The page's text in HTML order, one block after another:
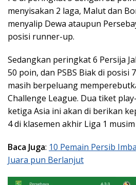
menyisakan 2 laga, Malut dan
menyalip Dewa ataupun
posisi runner-up.
Sedangkan peringkat 6 Persija
50 poin, dan PSBS Biak di posisi
masih berpeluang
Challenge League. Dua tiket
ketiga Asia ini akan di berikan
4 di klasemen akhir Liga 1
Baca Juga: 10 Pemain Persib
Juara pun Berlanjut